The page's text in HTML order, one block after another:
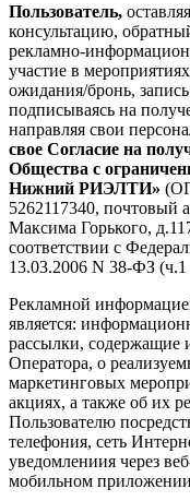
Пользователь,
консультацию,
рекламно-
участие в
ожидания/бронь,
подписываясь на
направляя свои
свое Согласие на
Общества с
Нижний РИЭЛТИ»
5262117340, почтовый
Максима Горького,
соответствии с
13.03.2006 N 38-ФЗ (ч.1
Рекламной
является:
рассылки, содержащие
Оператора, о
маркетинговых
акциях, а также об их
Пользователю
телефония, сеть
уведомлениия через
мобильном